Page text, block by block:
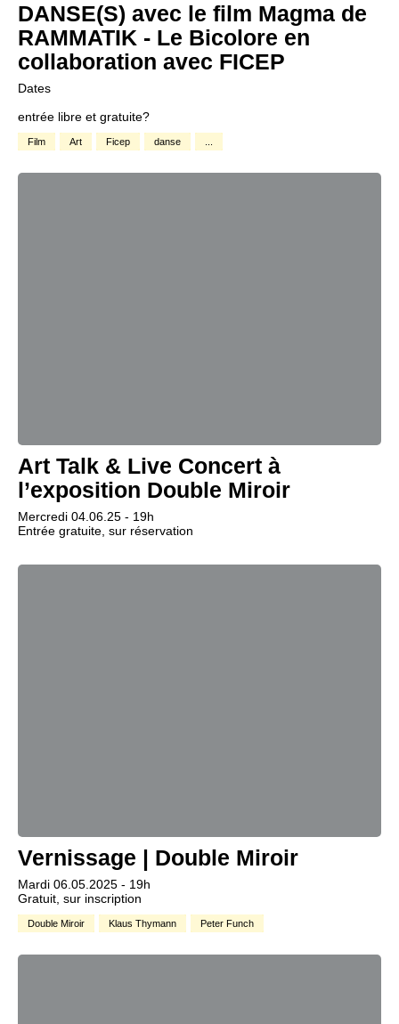
DANSE(S) avec le film Magma de
RAMMATIK - Le Bicolore en
collaboration avec FICEP
Dates
entrée libre et gratuite?
Film Art Ficep danse
Art Talk & Live Concert à
l’exposition Double Miroir
Mercredi 04.06.25 - 19h
Entrée gratuite, sur réservation
Vernissage | Double Miroir
Mardi 06.05.2025 - 19h
Gratuit, sur inscription
Double Miroir Klaus Thymann Peter Funch